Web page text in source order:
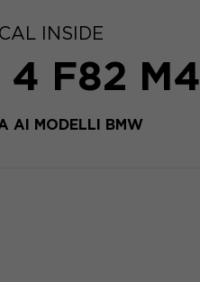
INSIDE
4 F82 M4
AI MODELLI BMW